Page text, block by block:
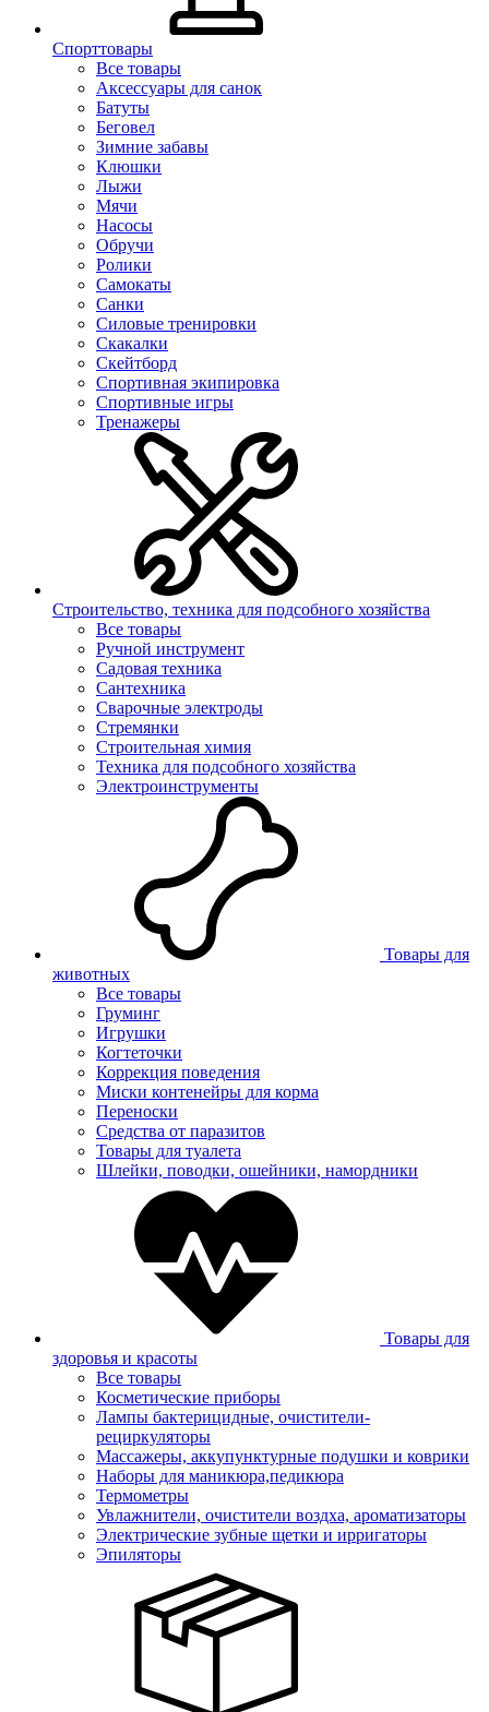
Спорттовары
Все товары
Аксессуары для санок
Батуты
Беговел
Зимние забавы
Клюшки
Лыжи
Мячи
Насосы
Обручи
Ролики
Самокаты
Санки
Силовые тренировки
Скакалки
Скейтборд
Спортивная экипировка
Спортивные игры
Тренажеры
Строительство, техника для подсобного хозяйства
Все товары
Ручной инструмент
Садовая техника
Сантехника
Сварочные электроды
Стремянки
Строительная химия
Техника для подсобного хозяйства
Электроинструменты
Товары для
животных
Все товары
Груминг
Игрушки
Когтеточки
Коррекция поведения
Миски контенейры для корма
Переноски
Средства от паразитов
Товары для туалета
Шлейки, поводки, ошейники, намордники
Товары для
здоровья и красоты
Все товары
Косметические приборы
Лампы бактерицидные, очистители-
рециркуляторы
Массажеры, аккупунктурные подушки и коврики
Наборы для маникюра,педикюра
Термометры
Увлажнители, очистители воздха, ароматизаторы
Электрические зубные щетки и ирригаторы
Эпиляторы